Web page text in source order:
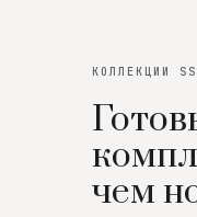
КОЛЛЕКЦИИ
чем